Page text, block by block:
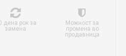
дена рок за
замена
Можност за
промена во
продавница